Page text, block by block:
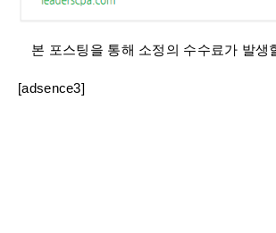
본 포스팅을 통해 소정의 수수료가 발생
[adsence3]